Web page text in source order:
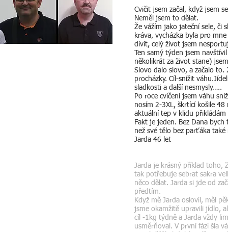
Cvičit jsem začal, když jsem
Neměl jsem to dělat.
Že vážím jako jateční sele, či
kráva, vycházka byla pro
divit, celý život jsem
Ten samý týden jsem
několikrát za život stane)
Slovo dalo slovo, a začalo
procházky. Cíl-snížit
sladkosti a další nesmysly…..
Po roce cvičení jsem váhu
nosím 2-3XL, škrtící košile
aktuální tep v klidu
Fakt je jeden. Bez Dana
než své tělo bez parťáka
Jarda 46 let
Jarda je krásný příklad toho,
tak potřebuje sebrat sakra
něco dělat. Jarda si jde od
předtím.
Když mě Jarda oslovil, měl
jsme okamžitě upravili jídlo,
cíl -1kg týdně a Jarda vždy
usměrňoval. V první fázi šla